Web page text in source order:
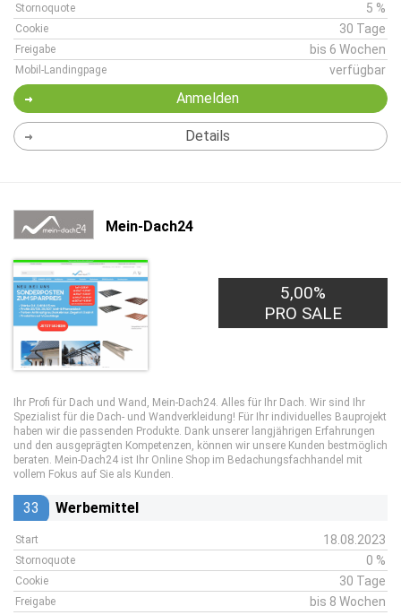
Stornoquote 5 %
Cookie 30 Tage
Freigabe bis 6 Wochen
Mobil-Landingpage verfügbar
Anmelden
Details
Mein-Dach24
5,00%
PRO SALE
Ihr Profi für Dach und Wand, Mein-Dach24. Alles für Ihr Dach. Wir sind Ihr
Spezialist für die Dach- und Wandverkleidung! Für Ihr individuelles Bauprojekt
haben wir die passenden Produkte. Dank unserer langjährigen Erfahrungen
und den ausgeprägten Kompetenzen, können wir unsere Kunden bestmöglich
beraten. Mein-Dach24 ist Ihr Online Shop im Bedachungsfachhandel mit
vollem Fokus auf Sie als Kunden.
33 Werbemittel
Start 18.08.2023
Stornoquote 0 %
Cookie 30 Tage
Freigabe bis 8 Wochen